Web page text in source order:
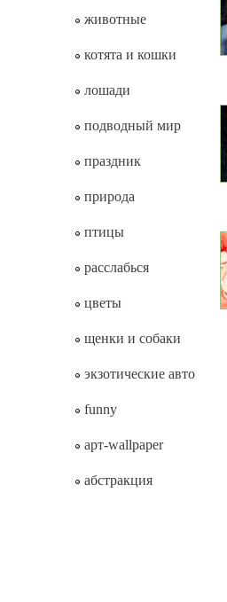
животные
котята и кошки
лошади
подводный мир
праздник
природа
птицы
расслабься
цветы
щенки и собаки
экзотические авто
funny
арт-wallpaper
абстракция